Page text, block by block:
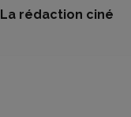
La rédaction ciné